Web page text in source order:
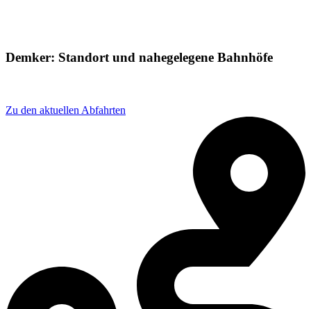
Demker: Standort und nahegelegene Bahnhöfe
Zu den aktuellen Abfahrten